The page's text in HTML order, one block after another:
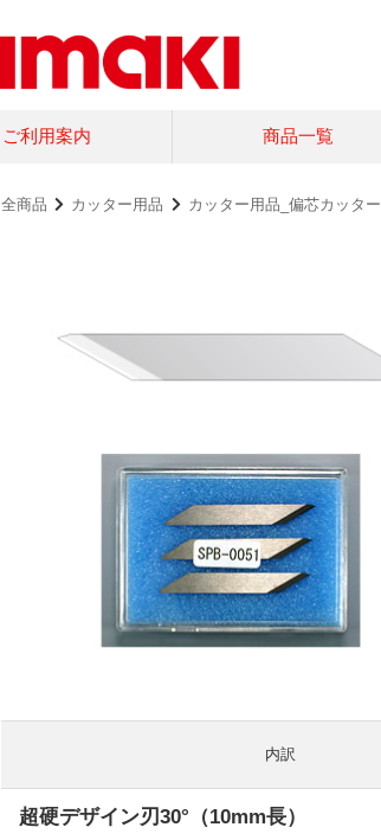
ご利用案内 商品一覧
全商品 カッター用品 カッター用品_偏芯カッター
内訳
超硬デザイン刃30°（10mm長）